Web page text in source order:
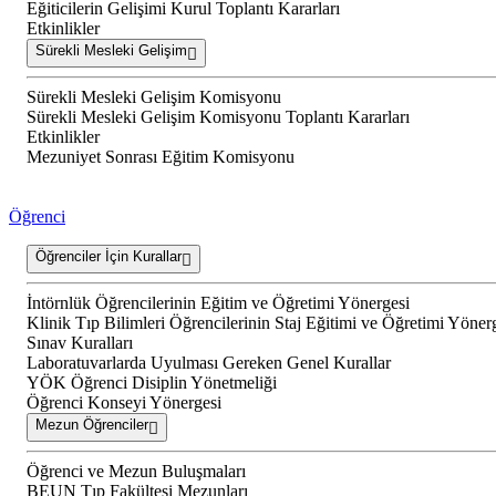
Eğiticilerin Gelişimi Kurul Toplantı Kararları
Etkinlikler
Sürekli Mesleki Gelişim
Sürekli Mesleki Gelişim Komisyonu
Sürekli Mesleki Gelişim Komisyonu Toplantı Kararları
Etkinlikler
Mezuniyet Sonrası Eğitim Komisyonu
Öğrenci
Öğrenciler İçin Kurallar
İntörnlük Öğrencilerinin Eğitim ve Öğretimi Yönergesi
Klinik Tıp Bilimleri Öğrencilerinin Staj Eğitimi ve Öğretimi
Sınav Kuralları
Laboratuvarlarda Uyulması Gereken Genel Kurallar
YÖK Öğrenci Disiplin Yönetmeliği
Öğrenci Konseyi Yönergesi
Mezun Öğrenciler
Öğrenci ve Mezun Buluşmaları
BEUN Tıp Fakültesi Mezunları